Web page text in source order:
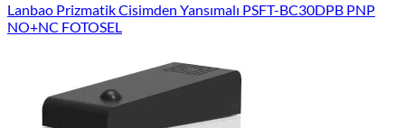
Lanbao Prizmatik Cisimden Yansımalı PSFT-BC30DPB PNP
NO+NC FOTOSEL